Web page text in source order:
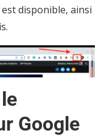
disponible, ainsi
Google